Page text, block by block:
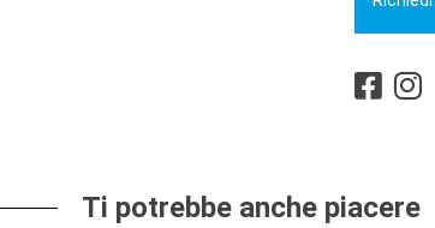
Ti potrebbe anche piacere